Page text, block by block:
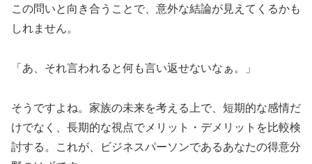
この問いと向き合うことで、意外な結論が見えてくるかも
しれません。
「あ、それ言われると何も言い返せないなぁ。」
そうですよね。家族の未来を考える上で、短期的な感情だ
けでなく、長期的な視点でメリット・デメリットを比較検
討する。これが、ビジネスパーソンであるあなたの得意分